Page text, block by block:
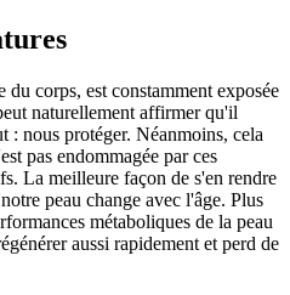
corps, est constamment exposée
naturellement affirmer qu'il
: nous protéger. Néanmoins, cela
pas endommagée par ces
La meilleure façon de s'en rendre
peau change avec l'âge. Plus
métaboliques de la peau
aussi rapidement et perd de